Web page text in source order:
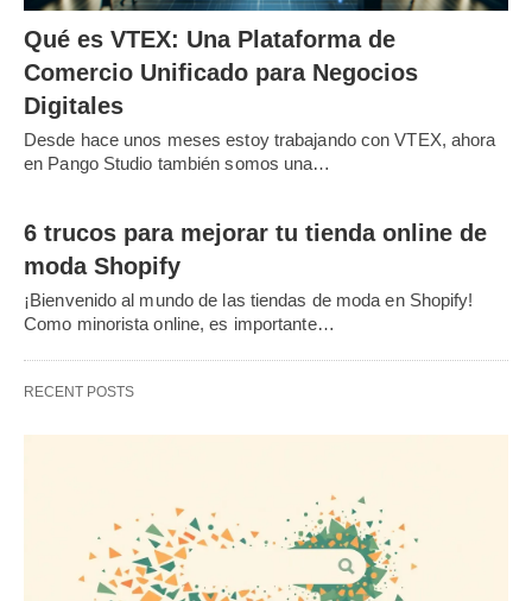
Qué es VTEX: Una Plataforma de
Comercio Unificado para Negocios
Digitales
Desde hace unos meses estoy trabajando con VTEX, ahora
en Pango Studio también somos una…
6 trucos para mejorar tu tienda online de
moda Shopify
¡Bienvenido al mundo de las tiendas de moda en Shopify!
Como minorista online, es importante…
RECENT POSTS